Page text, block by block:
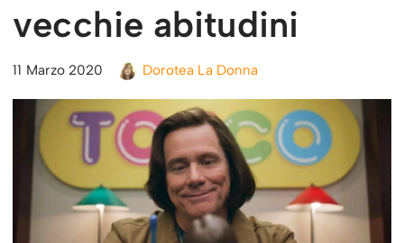
vecchie abitudini
11 Marzo 2020 Dorotea La Donna